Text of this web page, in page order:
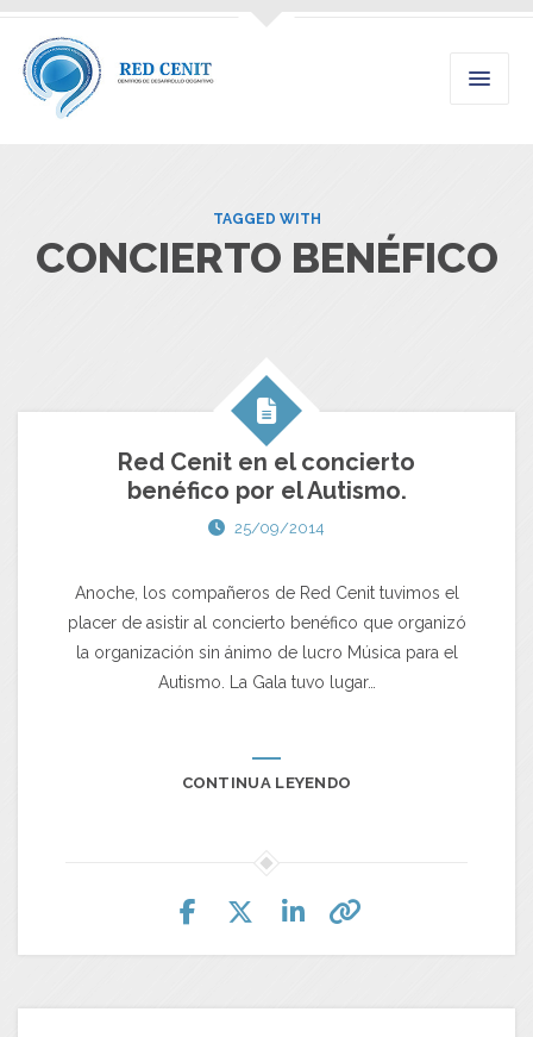
TAGGED WITH
CONCIERTO BENÉFICO
Red Cenit en el concierto
benéfico por el Autismo.
25/09/2014
Anoche, los compañeros de Red Cenit tuvimos el
placer de asistir al concierto benéfico que organizó
la organización sin ánimo de lucro Música para el
Autismo. La Gala tuvo lugar…
CONTINUA LEYENDO